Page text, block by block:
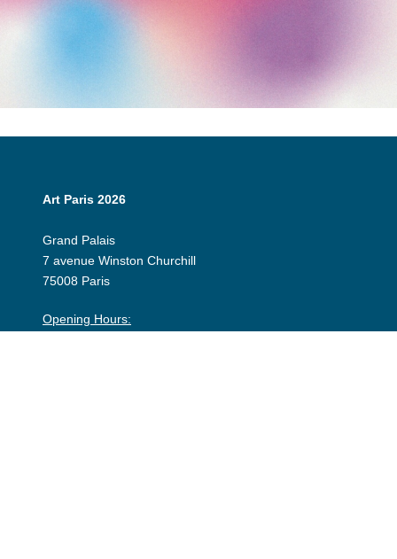
Art Paris 2026
Grand Palais
7 avenue Winston Churchill
75008 Paris
Opening Hours: